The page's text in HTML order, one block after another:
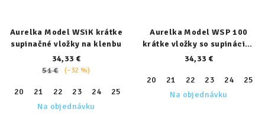
Aurelka Model WSiK krátke
supinačné vložky na klenbu
34,33 €
51 €
(–32 %)
20 21 22 23 24 25 28 29 30
Na objednávku
Aurelka Model WSP 100
krátke vložky so supináciou
päty
34,33 €
20 21 22 23 24 25
Na objednávku